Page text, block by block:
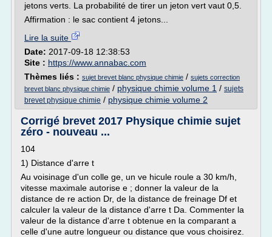
jetons verts. La probabilité de tirer un jeton vert vaut 0,5.
Affirmation : le sac contient 4 jetons...
Lire la suite
Date: 2017-09-18 12:38:53
Site : https://www.annabac.com
Thèmes liés : sujet brevet blanc physique chimie / sujets correction
brevet blanc physique chimie / physique chimie volume 1 / sujets
brevet physique chimie / physique chimie volume 2
Corrigé brevet 2017 Physique chimie sujet
zéro - nouveau ...
104
1) Distance d'arre t
Au voisinage d'un colle ge, un ve hicule roule a 30 km/h,
vitesse maximale autorise e ; donner la valeur de la
distance de re action Dr, de la distance de freinage Df et
calculer la valeur de la distance d'arre t Da. Commenter la
valeur de la distance d'arre t obtenue en la comparant a
celle d'une autre longueur ou distance que vous choisirez.